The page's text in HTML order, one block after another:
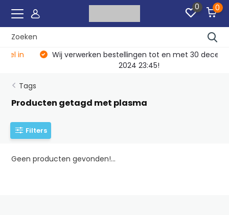
0 0
Wij verwerken bestellingen tot en met 30 december
2024 23:45!
Tags
Producten getagd met plasma
Filters
Geen producten gevonden!...